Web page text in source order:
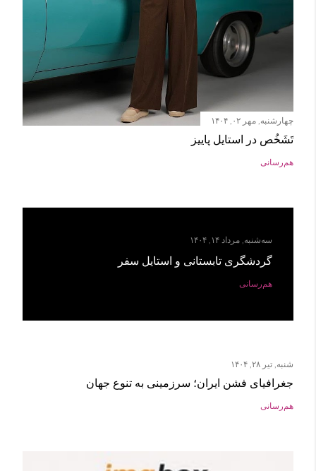
چهارشنبه, مهر ۰۲, ۱۴۰۴
تَشَخُص در استایل پاییز
هم‌رسانی
سه‌شنبه, مرداد ۱۴, ۱۴۰۴
گردشگری تابستانی و استایل سفر
هم‌رسانی
شنبه, تیر ۲۸, ۱۴۰۴
جغرافیای فشن ایران؛ سرزمینی به تنوع جهان
هم‌رسانی